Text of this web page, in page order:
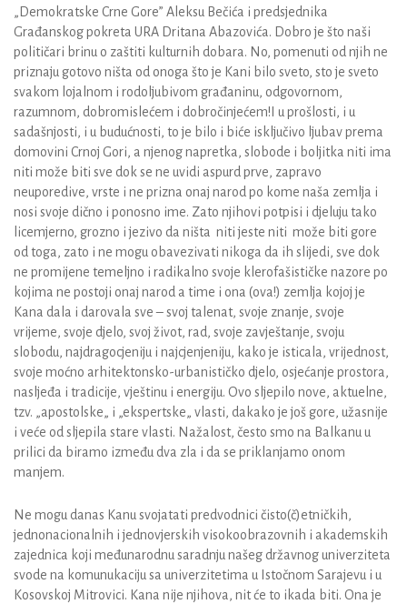
„Demokratske Crne Gore” Aleksu Bečića i predsjednika
Građanskog pokreta URA Dritana Abazovića. Dobro je što naši
političari brinu o zaštiti kulturnih dobara. No, pomenuti od njih ne
priznaju gotovo ništa od onoga što je Kani bilo sveto, sto je sveto
svakom lojalnom i rodoljubivom građaninu, odgovornom,
razumnom, dobromislećem i dobročinjećem!I u prošlosti, i u
sadašnjosti, i u budućnosti, to je bilo i biće isključivo ljubav prema
domovini Crnoj Gori, a njenog napretka, slobode i boljitka niti ima
niti može biti sve dok se ne uvidi aspurd prve, zapravo
neuporedive, vrste i ne prizna onaj narod po kome naša zemlja i
nosi svoje dično i ponosno ime. Zato njihovi potpisi i djeluju tako
licemjerno, grozno i jezivo da ništa niti jeste niti može biti gore
od toga, zato i ne mogu obavezivati nikoga da ih slijedi, sve dok
ne promijene temeljno i radikalno svoje klerofašističke nazore po
kojima ne postoji onaj narod a time i ona (ova!) zemlja kojoj je
Kana dala i darovala sve – svoj talenat, svoje znanje, svoje
vrijeme, svoje djelo, svoj život, rad, svoje zavještanje, svoju
slobodu, najdragocjeniju i najcjenjeniju, kako je isticala, vrijednost,
svoje moćno arhitektonsko-urbanističko djelo, osjećanje prostora,
nasljeđa i tradicije, vještinu i energiju. Ovo sljepilo nove, aktuelne,
tzv. „apostolske„ i „ekspertske„ vlasti, dakako je još gore, užasnije
i veće od sljepila stare vlasti. Nažalost, često smo na Balkanu u
prilici da biramo između dva zla i da se priklanjamo onom
manjem.
Ne mogu danas Kanu svojatati predvodnici čisto(č)etničkih,
jednonacionalnih i jednovjerskih visokoobrazovnih i akademskih
zajednica koji međunarodnu saradnju našeg državnog univerziteta
svode na komunukaciju sa univerzitetima u Istočnom Sarajevu i u
Kosovskoj Mitrovici. Kana nije njihova, nit će to ikada biti. Ona je